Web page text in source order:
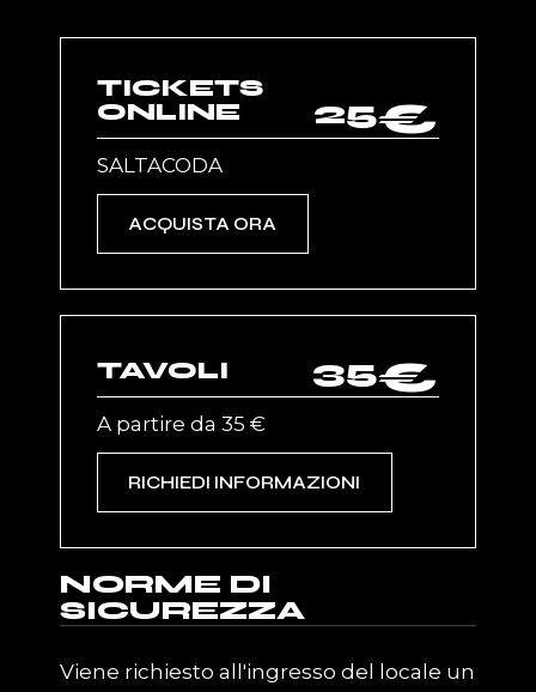
TICKETS
ONLINE
25€
SALTACODA
ACQUISTA ORA
TAVOLI 35€
A partire da 35 €
RICHIEDI INFORMAZIONI
NORME DI
SICUREZZA
Viene richiesto all'ingresso del locale un